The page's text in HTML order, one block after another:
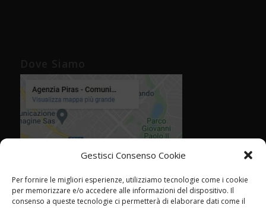
Gestisci Consenso Cookie
Per fornire le migliori esperienze, utilizziamo tecnologie come i cookie
per memorizzare e/o accedere alle informazioni del dispositivo. Il
consenso a queste tecnologie ci permetterà di elaborare dati come il